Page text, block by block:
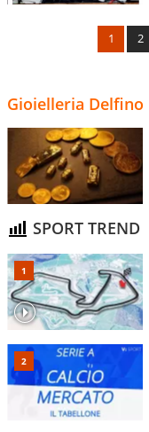
1 2
Gioielleria Delfino
SPORT TREND